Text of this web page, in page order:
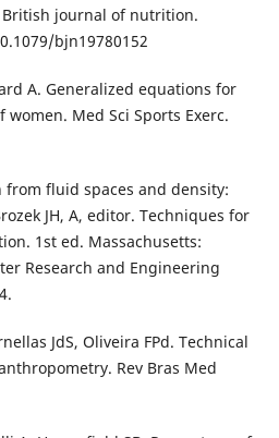
journal of nutrition.
bjn19780152
A. Generalized equations for
Med Sci Sports Exerc.
from fluid spaces and density:
JH, A, editor. Techniques for
1st ed. Massachusetts:
Research and Engineering
JdS, Oliveira FPd. Technical
Rev Bras Med